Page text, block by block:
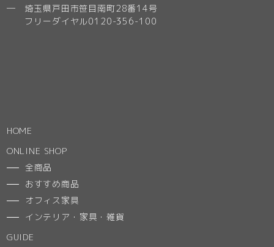
─ 埼玉県戸田市笹目南町28番14号
フリーダイヤル0120-356-100
HOME
ONLINE SHOP
全商品
おすすめ商品
オフィス家具
インテリア・家具・雑貨
GUIDE